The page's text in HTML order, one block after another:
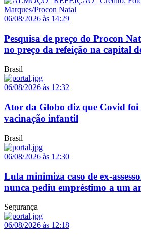
06/08/2026 às 14:29
Pesquisa de preço do Procon
no preço da refeição na capital
Brasil
06/08/2026 às 12:32
Ator da Globo diz que Covid
vacinação infantil
Brasil
06/08/2026 às 12:30
Lula minimiza caso de ex-
nunca pediu empréstimo a um
Segurança
06/08/2026 às 12:18